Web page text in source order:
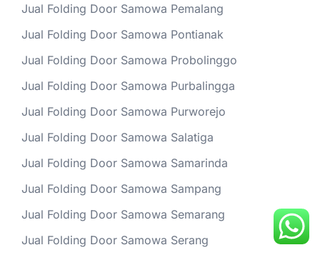
Jual Folding Door Samowa Pemalang
Jual Folding Door Samowa Pontianak
Jual Folding Door Samowa Probolinggo
Jual Folding Door Samowa Purbalingga
Jual Folding Door Samowa Purworejo
Jual Folding Door Samowa Salatiga
Jual Folding Door Samowa Samarinda
Jual Folding Door Samowa Sampang
Jual Folding Door Samowa Semarang
Jual Folding Door Samowa Serang